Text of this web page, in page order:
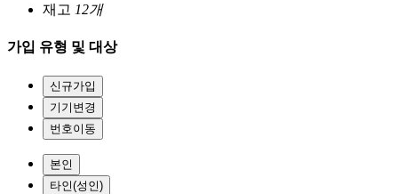
재고 12개
가입 유형 및 대상
신규가입
기기변경
번호이동
본인
타인(성인)